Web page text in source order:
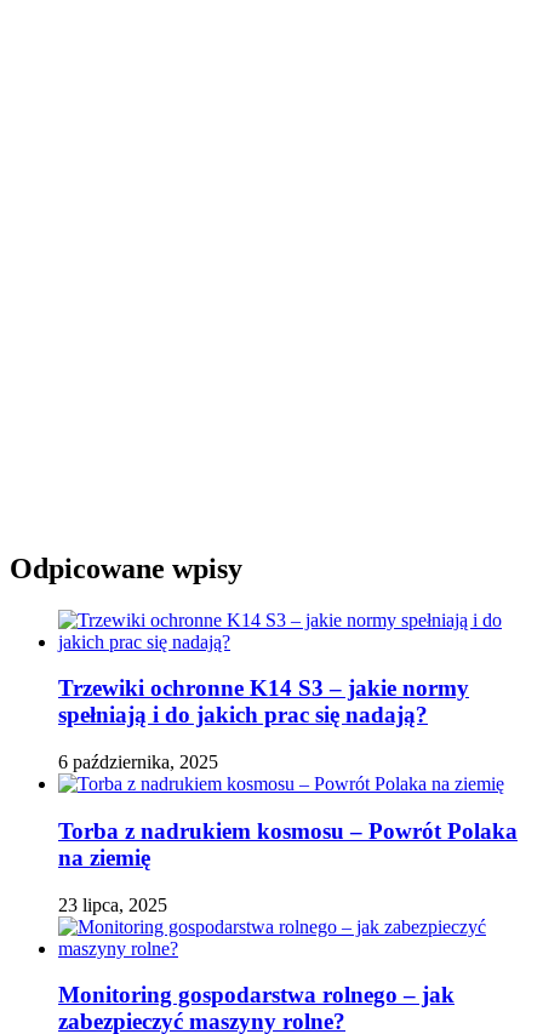
Odpicowane wpisy
Trzewiki ochronne K14 S3 – jakie normy
spełniają i do jakich prac się nadają?
6 października, 2025
Torba z nadrukiem kosmosu – Powrót Polaka
na ziemię
23 lipca, 2025
Monitoring gospodarstwa rolnego – jak
zabezpieczyć maszyny rolne?